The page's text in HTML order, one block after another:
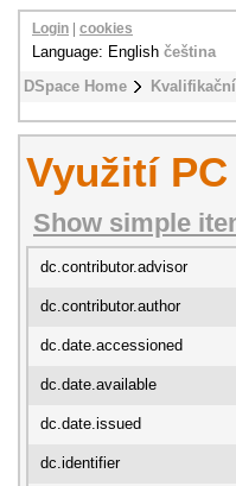
DSpace Home
Login cookies
Language: English čeština
Využití
Show simple
dc.contributor.advisor
dc.contributor.author
dc.date.accessioned
dc.date.available
dc.date.issued
dc.identifier